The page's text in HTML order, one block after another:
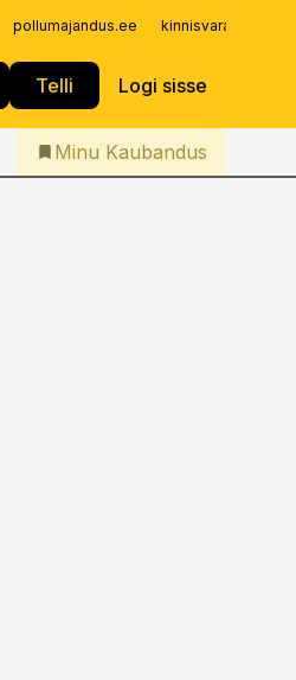
pollumajandus.ee
Telli Logi sisse
Iseteenindus
Telli Kaubandus
Minu Kaubandus